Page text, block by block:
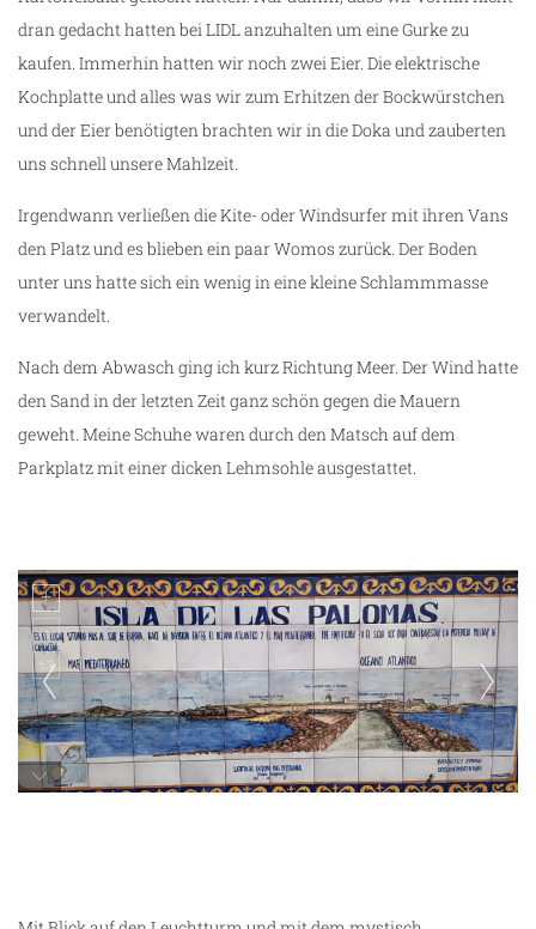
dran gedacht hatten bei LIDL anzuhalten um eine Gurke zu
kaufen. Immerhin hatten wir noch zwei Eier. Die elektrische
Kochplatte und alles was wir zum Erhitzen der Bockwürstchen
und der Eier benötigten brachten wir in die Doka und zauberten
uns schnell unsere Mahlzeit.
Irgendwann verließen die Kite- oder Windsurfer mit ihren Vans
den Platz und es blieben ein paar Womos zurück. Der Boden
unter uns hatte sich ein wenig in eine kleine Schlammmasse
verwandelt.
Nach dem Abwasch ging ich kurz Richtung Meer. Der Wind hatte
den Sand in der letzten Zeit ganz schön gegen die Mauern
geweht. Meine Schuhe waren durch den Matsch auf dem
Parkplatz mit einer dicken Lehmsohle ausgestattet.